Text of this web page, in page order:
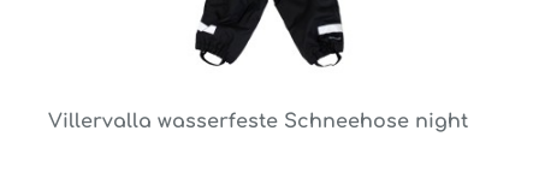
Villervalla wasserfeste Schneehose night